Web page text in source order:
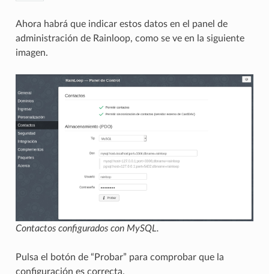
Ahora habrá que indicar estos datos en el panel de
administración de Rainloop, como se ve en la siguiente
imagen.
Contactos configurados con MySQL.
Pulsa el botón de “Probar” para comprobar que la
configuración es correcta.